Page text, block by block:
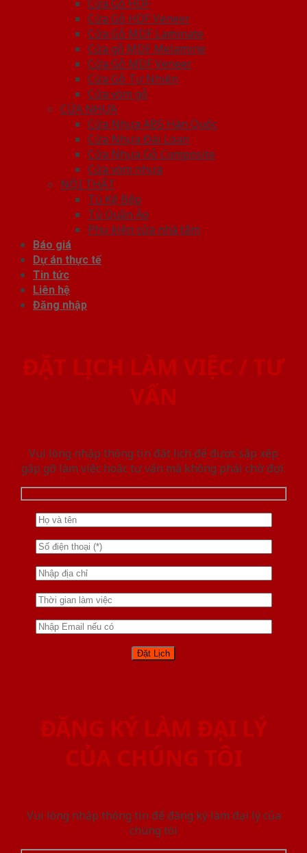
Cửa Gỗ HDF
Cửa Gỗ HDF Veneer
Cửa Gỗ MDF Laminate
Cửa gỗ MDF Melamine
Cửa Gỗ MDF Veneer
Cửa Gỗ Tự Nhiên
Cửa vòm gỗ
CỬA NHỰA
Cửa Nhựa ABS Hàn Quốc
Cửa Nhựa Đài Loan
Cửa Nhựa Gỗ Composite
Cửa vòm nhựa
NỘI THẤT
Tủ Kệ Bếp
Tủ Quần Áo
Phụ kiện cửa nhà tắm
Báo giá
Dự án thực tế
Tin tức
Liên hệ
Đăng nhập
ĐẶT LỊCH LÀM VIỆC / TƯ
VẤN
Vui lòng nhập thông tin đặt lịch để được sắp xếp
gặp gỡ làm việc hoăc tư vấn mà không phải chờ đợi.
ĐĂNG KÝ LÀM ĐẠI LÝ
CỦA CHÚNG TÔI
Vui lòng nhập thông tin để đăng ký làm đại lý của
chúng tôi